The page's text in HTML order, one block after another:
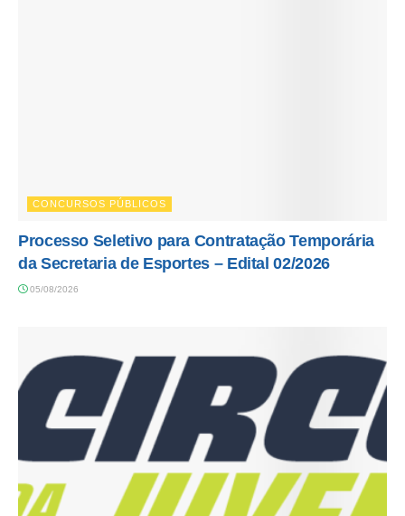
CONCURSOS PÚBLICOS
Processo Seletivo para Contratação Temporária
da Secretaria de Esportes – Edital 02/2026
05/08/2026